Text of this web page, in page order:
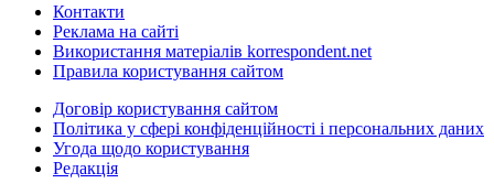
Контакти
Реклама на сайті
Використання матеріалів korrespondent.net
Правила користування сайтом
Договір користування сайтом
Політика у сфері конфіденційності і персональних даних
Угода щодо користування
Редакція